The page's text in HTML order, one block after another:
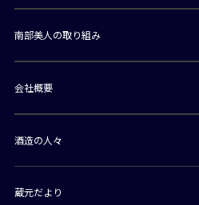
南部美人の取り組み
会社概要
酒造の人々
蔵元だより